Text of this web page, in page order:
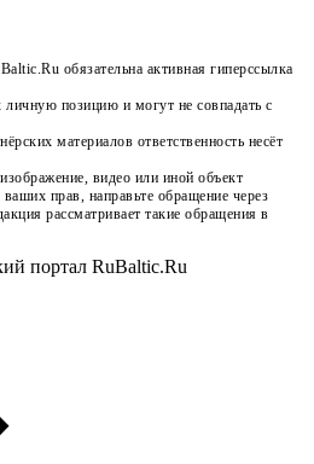
обязательна активная гиперссылка
позицию и могут не совпадать с
материалов ответственность несёт
видео или иной объект
прав, направьте обращение через
рассматривает такие обращения в
портал RuBaltic.Ru